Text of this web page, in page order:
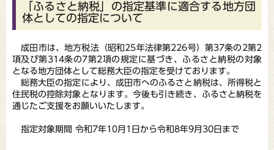
「ふるさと納税」の指定基準に適合する地⽅団
体としての指定について
成田市は、地方税法（昭和25年法律第226号）第37条の2第2
項及び第314条の7第2項の規定に基づき、ふるさと納税の対象
となる地方団体として総務大臣の指定を受けております。
総務大臣の指定により、成田市へのふるさと納税は、所得税と
住民税の控除対象となります。今後も引き続き、ふるさと納税を
通じたご支援をお願いいたします。
指定対象期間 令和7年10月1日から令和8年9月30日まで